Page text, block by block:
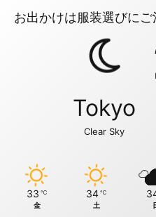
お出かけは服装選びに
Tokyo
Clear Sky
33 ℃
金
34 ℃
土